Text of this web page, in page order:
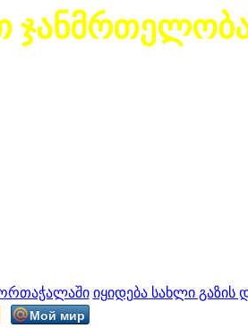
ორთაჭალაში იყიდება სახლი გაზის
Мой мир